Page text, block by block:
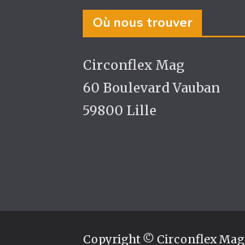
Où nous trouver
Circonflex Mag
60 Boulevard Vauban
59800 Lille
Copyright © Circonflex Mag